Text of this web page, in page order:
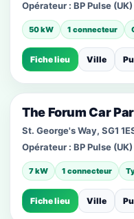
Opérateur : BP Pulse (UK)
50 kW 1 connecteur
Fiche lieu Ville
The Forum Car
St. George's Way, SG1
Opérateur : BP Pulse (UK)
7 kW 1 connecteur
Fiche lieu Ville